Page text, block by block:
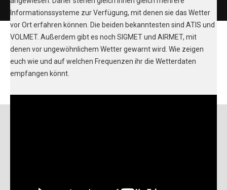
Informationssysteme zur Verfügung, mit denen sie das Wetter
vor Ort erfahren können. Die beiden bekanntesten sind ATIS und
VOLMET. Außerdem gibt es noch SIGMET und AIRMET, mit
denen vor ungewöhnlichem Wetter gewarnt wird. Wie zeigen
euch wie und auf welchen Frequenzen ihr die Wetterdaten
empfangen könnt.